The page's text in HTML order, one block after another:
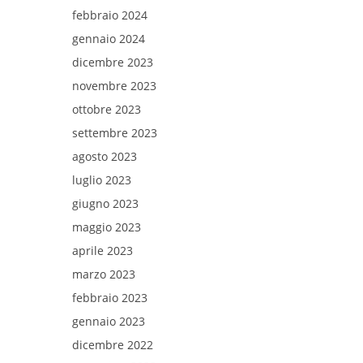
febbraio 2024
gennaio 2024
dicembre 2023
novembre 2023
ottobre 2023
settembre 2023
agosto 2023
luglio 2023
giugno 2023
maggio 2023
aprile 2023
marzo 2023
febbraio 2023
gennaio 2023
dicembre 2022